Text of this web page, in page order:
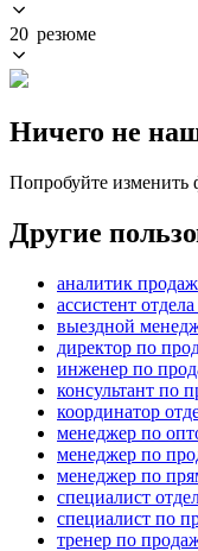
20 резюме
Ничего не
Попробуйте
Другие
аналитик продаж
ассистент
выездной
директор по
инженер по
консультант по
координатор
менеджер по
менеджер по
менеджер по
специалист
специалист по
тренер по